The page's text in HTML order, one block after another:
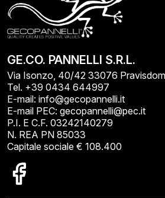
GE.CO. PANNELLI S.R.L.
Via Isonzo, 40/42 33076
Tel. +39 0434 644997
E-mail: info@gecopannelli.it
E-mail PEC: gecopannelli@pec.it
P.I. E C.F. 03242140279
N. REA PN 85033
Capitale sociale € 108.400